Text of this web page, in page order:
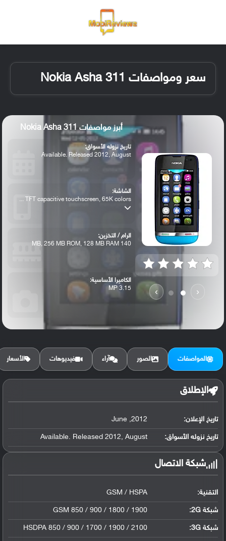
سعر ومواصفات Nokia Asha 311
‹
›
أبرز مواصفات Nokia Asha 311
تاريخ نزوله الأسواق:
Available. Released 2012, August
الشاشة:
TFT capacitive touchscreen, 65K colors ...
الرام / التخزين:
140 MB, 256 MB ROM, 128 MB RAM
الكاميرا الأساسية:
3.15 MP
المواصفات الصور آراء فيديوهات الأسعار
الإطلاق
تاريخ الإعلان: 2012, June
تاريخ نزوله الأسواق: Available. Released 2012, August
شبكة الاتصال
التقنية: GSM / HSPA
شبكة 2G: GSM 850 / 900 / 1800 / 1900
شبكة 3G :
HSDPA 850 / 900 / 1700 / 1900 / 2100